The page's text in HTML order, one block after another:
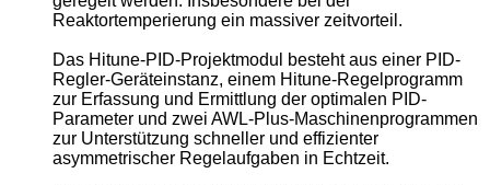
Reaktortemperierung ein massiver zeitvorteil.
Das Hitune-PID-Projektmodul besteht aus einer PID-
Regler-Geräteinstanz, einem Hitune-Regelprogramm
zur Erfassung und Ermittlung der optimalen PID-
Parameter und zwei AWL-Plus-Maschinenprogrammen
zur Unterstützung schneller und effizienter
asymmetrischer Regelaufgaben in Echtzeit.